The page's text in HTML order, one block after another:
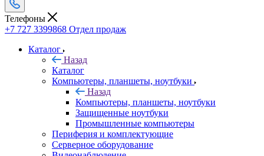
Телефоны
+7 727 3399868 Отдел продаж
Каталог
Назад
Каталог
Компьютеры, планшеты, ноутбуки
Назад
Компьютеры, планшеты, ноутбуки
Защищенные ноутбуки
Промышленные компьютеры
Периферия и комплектующие
Серверное оборудование